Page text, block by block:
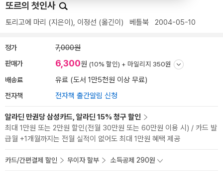
또르의 첫인사
토리고에 마리 (지은이), 이정선 (옮긴이) 베틀북 2004-05-10
정가 7,000원
판매가 6,300원 (10% 할인) + 마일리지 350원
배송료 유료 (도서 1만5천원 이상 무료)
전자책 전자책 출간알림 신청
알라딘 만권당 삼성카드, 알라딘 15% 청구 할인
최대 1만원 또는 2만원 할인(전월 30만원 또는 60만원 이용 시) / 카드 발
급월 +1개월까지는 전월 실적이 없어도 최대 1만원 혜택 제공
카드/간편결제 할인 무이자 할부 소득공제 290원